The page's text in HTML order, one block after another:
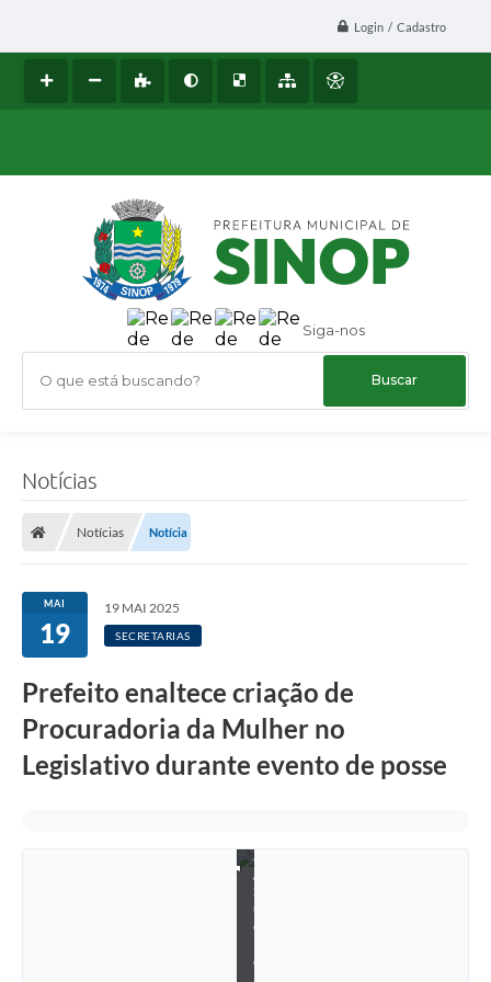
Login / Cadastro
Siga-nos
O que está buscando?
Notícias
Notícias Notícia
MAI
19
19 MAI 2025
SECRETARIAS
Prefeito enaltece criação de
Procuradoria da Mulher no
Legislativo durante evento de posse
A
s
s
a
/
S
u
e
e